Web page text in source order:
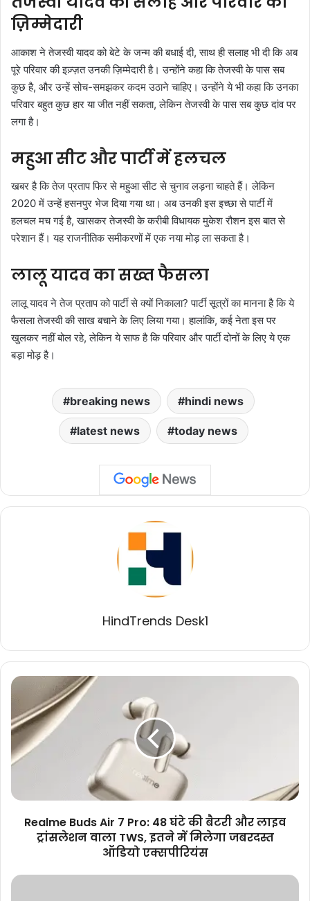
ज़िम्मेदारी
आकाश ने तेजस्वी यादव को बेटे के जन्म की बधाई दी, साथ ही सलाह भी दी कि अब
पूरे परिवार की इज़्ज़त उनकी ज़िम्मेदारी है। उन्होंने कहा कि तेजस्वी के पास सब
कुछ है, और उन्हें सोच-समझकर कदम उठाने चाहिए। उन्होंने ये भी कहा कि उनका
परिवार बहुत कुछ हार या जीत नहीं सकता, लेकिन तेजस्वी के पास सब कुछ दांव पर
लगा है।
महुआ सीट और पार्टी में हलचल
खबर है कि तेज प्रताप फिर से महुआ सीट से चुनाव लड़ना चाहते हैं। लेकिन
2020 में उन्हें हसनपुर भेज दिया गया था। अब उनकी इस इच्छा से पार्टी में
हलचल मच गई है, खासकर तेजस्वी के करीबी विधायक मुकेश रौशन इस बात से
परेशान हैं। यह राजनीतिक समीकरणों में एक नया मोड़ ला सकता है।
लालू यादव का सख्त फैसला
लालू यादव ने तेज प्रताप को पार्टी से क्यों निकाला? पार्टी सूत्रों का मानना है कि ये
फैसला तेजस्वी की साख बचाने के लिए लिया गया। हालांकि, कई नेता इस पर
खुलकर नहीं बोल रहे, लेकिन ये साफ है कि परिवार और पार्टी दोनों के लिए ये एक
बड़ा मोड़ है।
breaking news hindi news
latest news today news
HindTrends Desk1
Realme
7
Pro:
48
घंटे
बैटरी
लाइव
ट्रांसलेशन
इतने
Realme Buds Air 7 Pro: 48 घंटे की बैटरी और लाइव
ट्रांसलेशन वाला TWS, इतने में मिलेगा जबरदस्त
ऑडियो एक्सपीरियंस
शहरी